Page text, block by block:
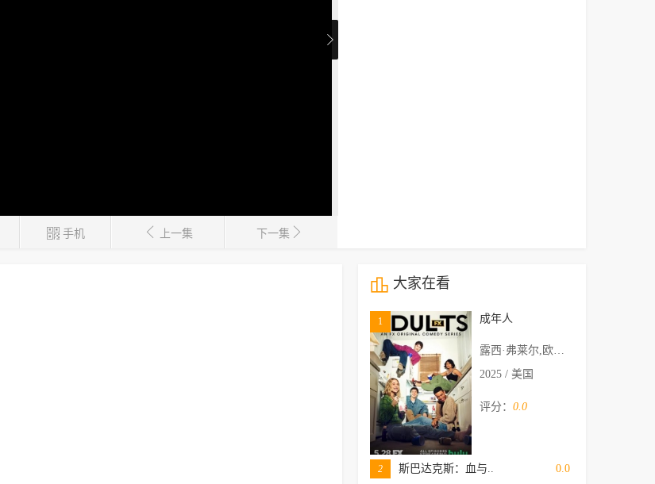
手机 上一集 下一集
大家在看
1 成年人
露西·弗莱尔,欧文·蒂勒,Malik Elassal,阿米塔·饶,Jack Innanen
2025 / 美国
评分：0.0
2 斯巴达克斯：血与.. 0.0